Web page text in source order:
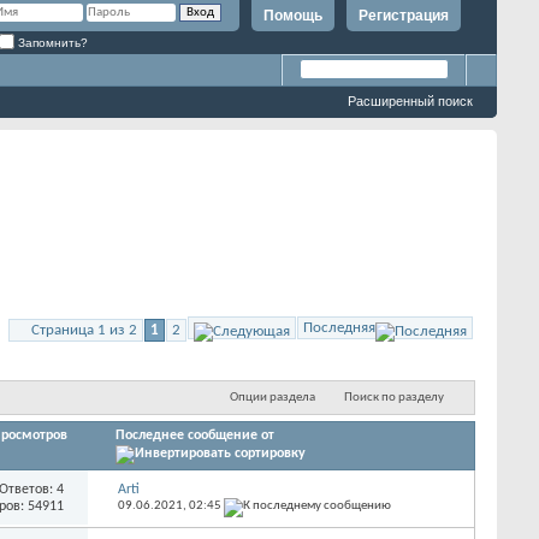
Регистрация
Помощь
Запомнить?
Расширенный поиск
Страница 1 из 2 1 2 Последняя
Опции раздела Поиск по разделу
Последнее сообщение от
Ответов: 4
54911
Arti
09.06.2021, 02:45